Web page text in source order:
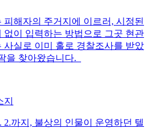
해자의 주거지에 이르러, 시정된
없이 입력하는 방법으로 그곳 현관
사실로 이미 홀로 경찰조사를 받았
을 찾아왔습니다.
2.까지, 불상의 인물이 운영하던 텔